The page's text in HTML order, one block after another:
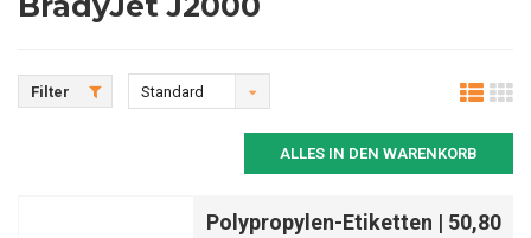
Filter Standard
ALLES IN DEN WARENKORB
Polypropylen-Etiketten | 50,80